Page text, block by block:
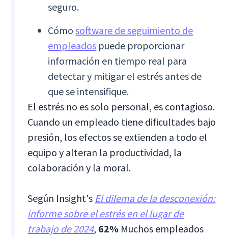
seguro.
Cómosoftware de seguimiento de
empleados puede proporcionar
información en tiempo real para
detectar y mitigar el estrés antes de
que se intensifique.
El estrés no es solo personal, es contagioso.
Cuando un empleado tiene dificultades bajo
presión, los efectos se extienden a todo el
equipo y alteran la productividad, la
colaboración y la moral.
Según Insight's El dilema de la desconexión:
informe sobre el estrés en el lugar de
trabajo de 2024, 62% Muchos empleados